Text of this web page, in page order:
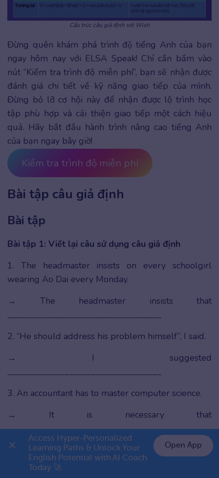
Cấu trúc câu giả định với Wish
Đừng quên khám phá trình độ tiếng Anh của bạn
ngay hôm nay với ELSA Speak! Chỉ cần bấm vào
nút “Kiểm tra trình độ miễn phí”, bạn sẽ nhận được
đánh giá chi tiết về kỹ năng giao tiếp của mình.
Đừng bỏ lỡ cơ hội này để nhận được lộ trình học
tập phù hợp và cải thiện giao tiếp một cách hiệu
quả. Hãy bắt đầu hành trình nâng cao tiếng Anh
của bạn ngay bây giờ!
Kiểm tra trình độ miễn phí
Bài tập câu giả định
Bài tập
Bài tập 1: Viết lại câu sử dụng câu giả định
1. The headmaster insists on every schoolgirl
wearing Ao Dai every Monday.
→ The headmaster insists that
2. “He should address his problem himself”, I said.
→ I suggested
3. An accountant has to master computer science.
→ It is necessary that
___________________________________________
4. My manager said it would be a good idea for me
to accept this new position.
👉 Premium 1 năm chỉ 999K
Access Hyper-Personalized
Learning Paths & Unlock Your
English Potential with AI Coach
Today 🚀
Open App